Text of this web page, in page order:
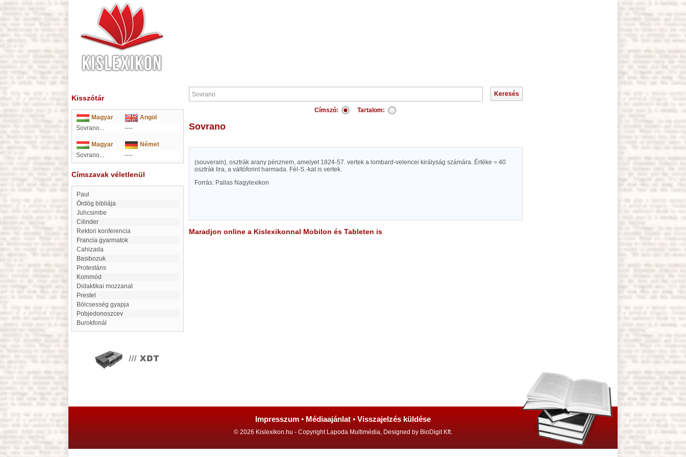
Kisszótár
Magyar
Angol
Sovrano...
----
Magyar
Német
Sovrano...
----
Címszavak véletlenül
Paul
Ördög bibliája
Juhcsimbe
Cilinder
Rektori konferencia
Francia gyarmatok
Cahizada
basibozuk
protestáns
Kommód
Didaktikai mozzanat
Prestel
Bölcsesség gyapja
Pobjedonoszcev
Burokfonál
Címszó: Tartalom:
Sovrano
(souverain), osztrák arany pénznem, amelyet 1824-57. vertek a lombard-velencei királyság számára. Értéke = 40
osztrák lira, a váltóforint harmada. Fél-S.-kat is vertek.
Forrás: Pallas Nagylexikon
Maradjon online a Kislexikonnal Mobilon és Tableten is
Impresszum • Médiaajánlat • Visszajelzés küldése
© 2026 Kislexikon.hu - Copyright Lapoda Multimédia, Designed by BioDigit Kft.